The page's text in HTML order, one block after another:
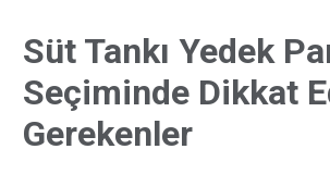
Süt Tankı Yedek
Seçiminde Dikkat
Gerekenler